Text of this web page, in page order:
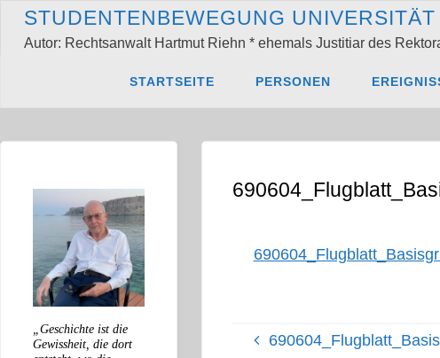
Zum
Inhalt
springen
STUDENTENBEWEGUNG UNIVERSITÄT
Autor: Rechtsanwalt Hartmut Riehn * ehemals Justitiar des
STARTSEITE PERSONEN
690604_Flugblatt_Basisgruppe
„Geschichte ist die
Gewissheit, die dort